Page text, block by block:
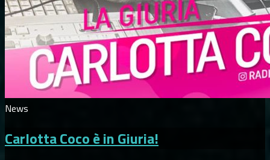
News
Carlotta Coco è in Giuria!